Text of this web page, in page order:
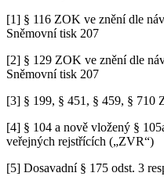
[1] § 116 ZOK ve znění dle
Sněmovní tisk 207
[2] § 129 ZOK ve znění dle
Sněmovní tisk 207
[3] § 199, § 451, § 459, § 710
[4] § 104 a nově vložený §
veřejných rejstřících („ZVR“)
[5] Dosavadní § 175 odst. 3